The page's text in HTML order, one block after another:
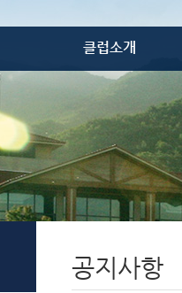
클럽소개
골프장소개
레스토랑
프로샵
골프텔
VIP룸
편의시설
공지사항